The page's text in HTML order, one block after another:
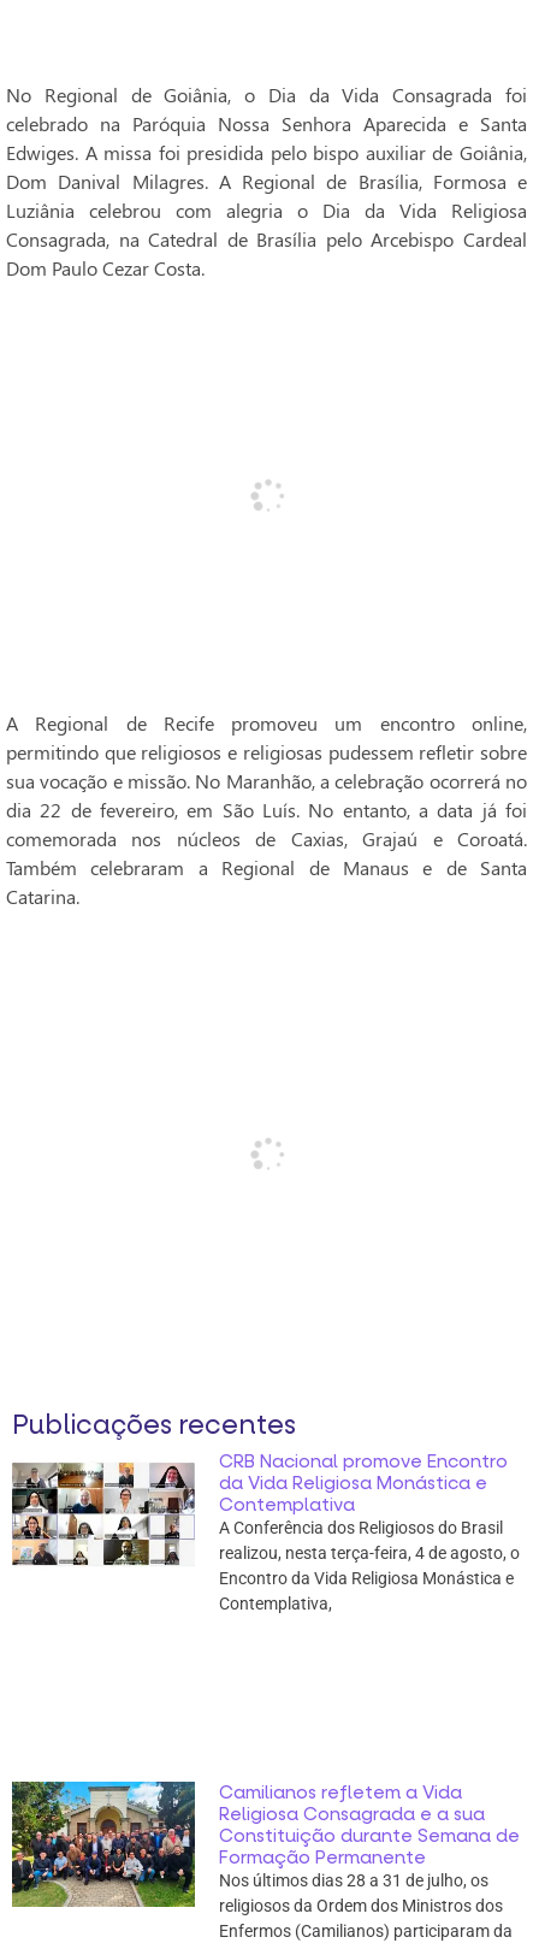
No Regional de Goiânia, o Dia da Vida Consagrada foi
celebrado na Paróquia Nossa Senhora Aparecida e Santa
Edwiges. A missa foi presidida pelo bispo auxiliar de Goiânia,
Dom Danival Milagres. A Regional de Brasília, Formosa e
Luziânia celebrou com alegria o Dia da Vida Religiosa
Consagrada, na Catedral de Brasília pelo Arcebispo Cardeal
Dom Paulo Cezar Costa.
A Regional de Recife promoveu um encontro online,
permitindo que religiosos e religiosas pudessem refletir sobre
sua vocação e missão. No Maranhão, a celebração ocorrerá no
dia 22 de fevereiro, em São Luís. No entanto, a data já foi
comemorada nos núcleos de Caxias, Grajaú e Coroatá.
Também celebraram a Regional de Manaus e de Santa
Catarina.
Publicações recentes
CRB Nacional promove Encontro
da Vida Religiosa Monástica e
Contemplativa
A Conferência dos Religiosos do Brasil
realizou, nesta terça-feira, 4 de agosto, o
Encontro da Vida Religiosa Monástica e
Contemplativa,
Camilianos refletem a Vida
Religiosa Consagrada e a sua
Constituição durante Semana de
Formação Permanente
Nos últimos dias 28 a 31 de julho, os
religiosos da Ordem dos Ministros dos
Enfermos (Camilianos) participaram da